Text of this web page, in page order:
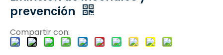
prevención
Compartir con: